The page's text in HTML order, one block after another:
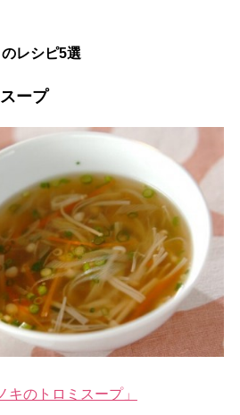
レシピ5選
ープ
キのトロミスープ」